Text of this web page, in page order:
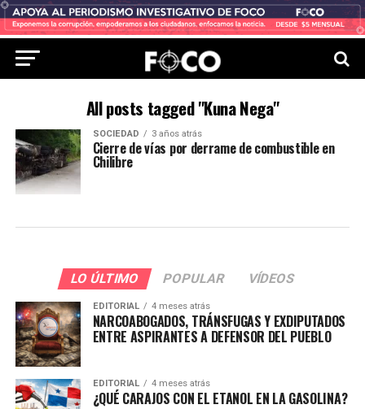
All posts tagged "Kuna Nega"
SOCIEDAD 3 años atrás
Cierre de vías por derrame de combustible en
Chilibre
LO ÚLTIMO POPULAR VÍDEOS
EDITORIAL 4 meses atrás
NARCOABOGADOS, TRÁNSFUGAS Y EXDIPUTADOS
ENTRE ASPIRANTES A DEFENSOR DEL PUEBLO
EDITORIAL 4 meses atrás
¿QUÉ CARAJOS CON EL ETANOL EN LA GASOLINA?